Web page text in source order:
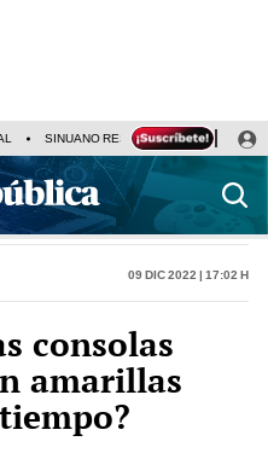
SINUANO RESULTADOS HOY
09 Dic 2022 | 17:02 h
consolas
amarillas